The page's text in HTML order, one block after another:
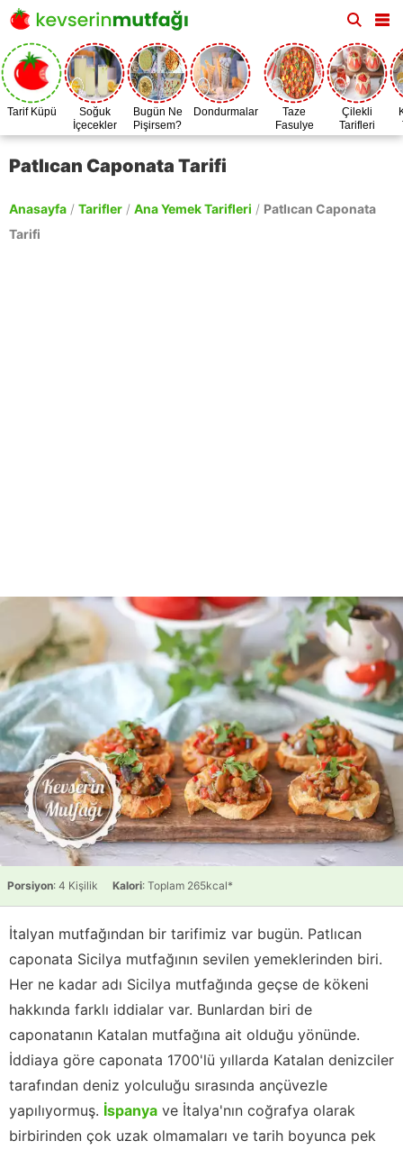
Tarif Küpü
Soğuk
İçecekler
Bugün Ne
Pişirsem?
Dondurmalar
Taze
Fasulye
Zamanı
Çilekli
Tarifleri
Patlıcan Caponata Tarifi
Anasayfa / Tarifler / Ana Yemek Tarifleri / Patlıcan Caponata
Tarifi
Porsiyon: 4 Kişilik Kalori: Toplam 265kcal*
İtalyan mutfağından bir tarifimiz var bugün. Patlıcan
caponata Sicilya mutfağının sevilen yemeklerinden biri.
Her ne kadar adı Sicilya mutfağında geçse de kökeni
hakkında farklı iddialar var. Bunlardan biri de
caponatanın Katalan mutfağına ait olduğu yönünde.
İddiaya göre caponata 1700'lü yıllarda Katalan denizciler
tarafından deniz yolculuğu sırasında ançüvezle
yapılıyormuş. İspanya ve İtalya'nın coğrafya olarak
birbirinden çok uzak olmamaları ve tarih boyunca pek